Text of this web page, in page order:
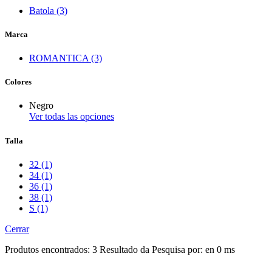
Batola (3)
Marca
ROMANTICA (3)
Colores
Negro
Ver todas las opciones
Talla
32 (1)
34 (1)
36 (1)
38 (1)
S (1)
Cerrar
Produtos encontrados: 3 Resultado da Pesquisa por: en 0 ms